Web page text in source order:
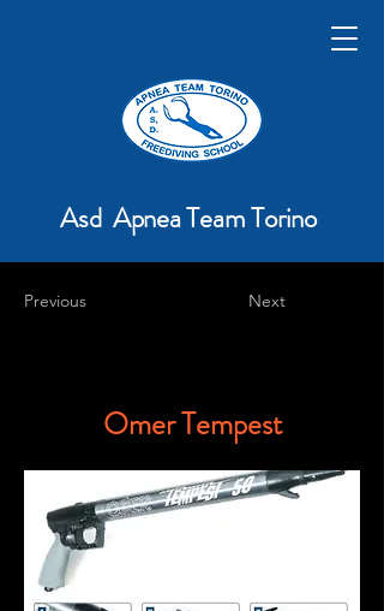
Asd Apnea Team Torino
Previous Next
Omer Tempest